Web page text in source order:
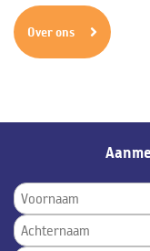
Over ons